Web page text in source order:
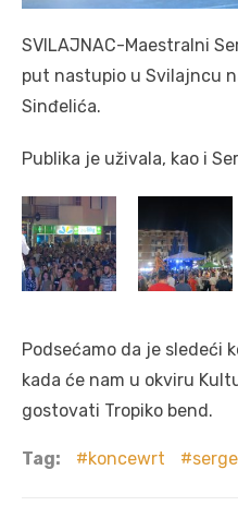
SVILAJNAC-Maestralni
put nastupio u Svilajncu
Sinđelića.
Publika je uživala, kao i
Podsećamo da je sledeći
kada će nam u okviru
gostovati Tropiko bend.
Tag: koncewrt